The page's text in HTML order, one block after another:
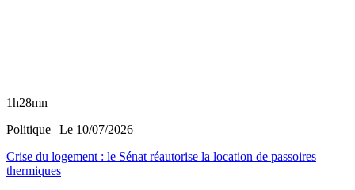
1h28mn
Politique | Le 10/07/2026
Crise du logement : le Sénat réautorise la location de passoires
thermiques